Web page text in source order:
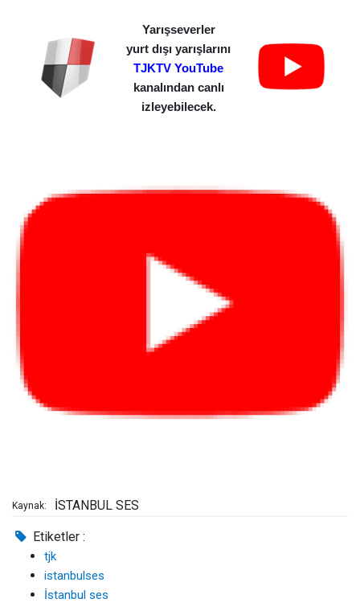
Yarışseverler
yurt dışı yarışlarını
TJKTV YouTube
kanalından canlı
izleyebilecek.
Kaynak: İSTANBUL SES
Etiketler :
tjk
istanbulses
İstanbul ses